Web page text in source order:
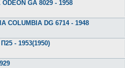
GA 8029 - 1958
DG 6714 - 1948
- 1953(1950)